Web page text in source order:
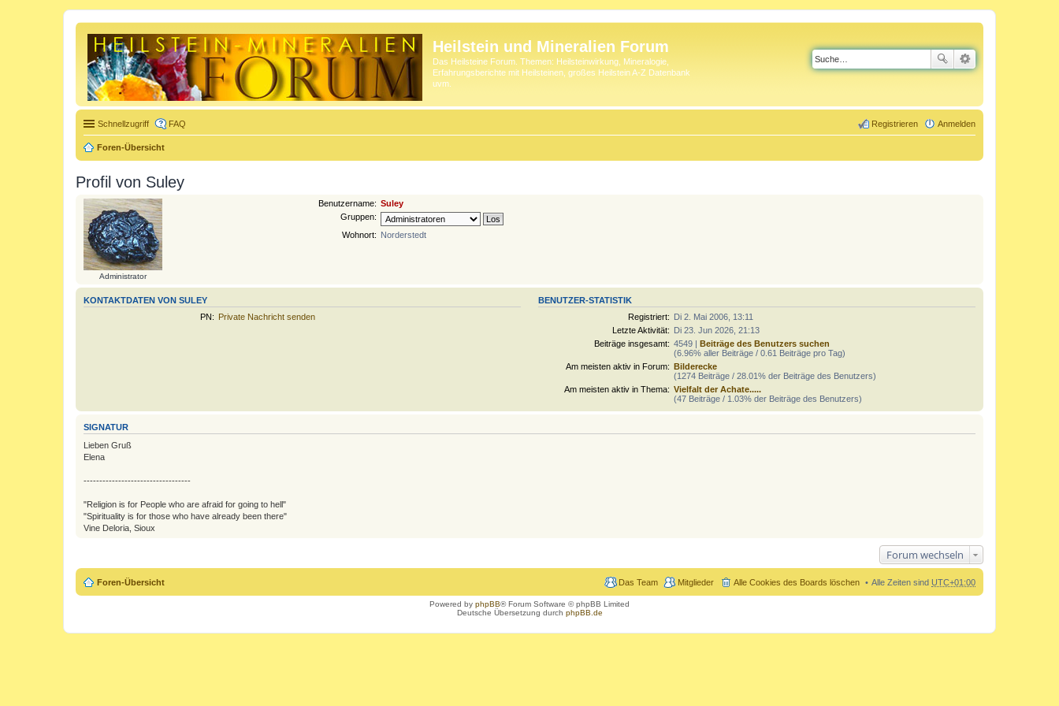
Heilstein und Mineralien Forum
Das Heilsteine Forum. Themen: Heilsteinwirkung, Mineralogie,
Erfahrungsberichte mit Heilsteinen, großes Heilstein A-Z Datenbank
uvm.
Schnellzugriff FAQ Anmelden
Registrieren
Foren-Übersicht
Profil von Suley
Administrator
Benutzername: Suley
Gruppen:
Wohnort: Norderstedt
KONTAKTDATEN VON SULEY
PN: Private Nachricht senden
BENUTZER-STATISTIK
Registriert: Di 2. Mai 2006, 13:11
Letzte Aktivität: Di 23. Jun 2026, 21:13
Beiträge insgesamt: 4549 | Beiträge des Benutzers suchen
(6.96% aller Beiträge / 0.61 Beiträge pro Tag)
Am meisten aktiv in Forum: Bilderecke
(1274 Beiträge / 28.01% der Beiträge des Benutzers)
Am meisten aktiv in Thema: Vielfalt der Achate.....
(47 Beiträge / 1.03% der Beiträge des Benutzers)
SIGNATUR
Lieben Gruß
Elena
----------------------------------
"Religion is for People who are afraid for going to hell"
"Spirituality is for those who have already been there"
Vine Deloria, Sioux
Forum wechseln
Foren-Übersicht Alle Zeiten sind UTC+01:00
Alle Cookies des Boards löschen
Mitglieder
Das Team
Powered by phpBB® Forum Software © phpBB Limited
Deutsche Übersetzung durch phpBB.de